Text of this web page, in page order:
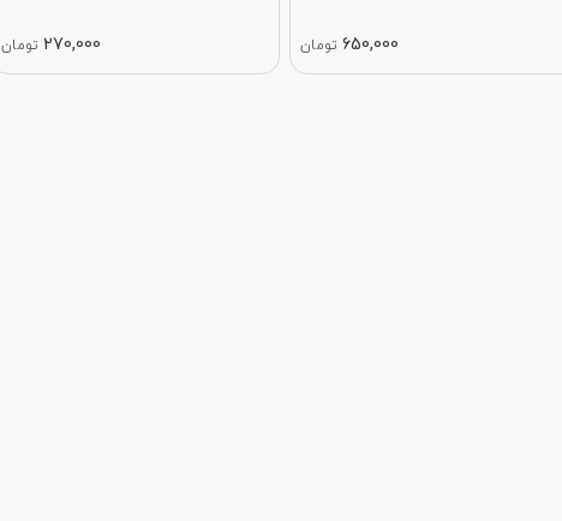
650,000 تومان 270,000 تومان